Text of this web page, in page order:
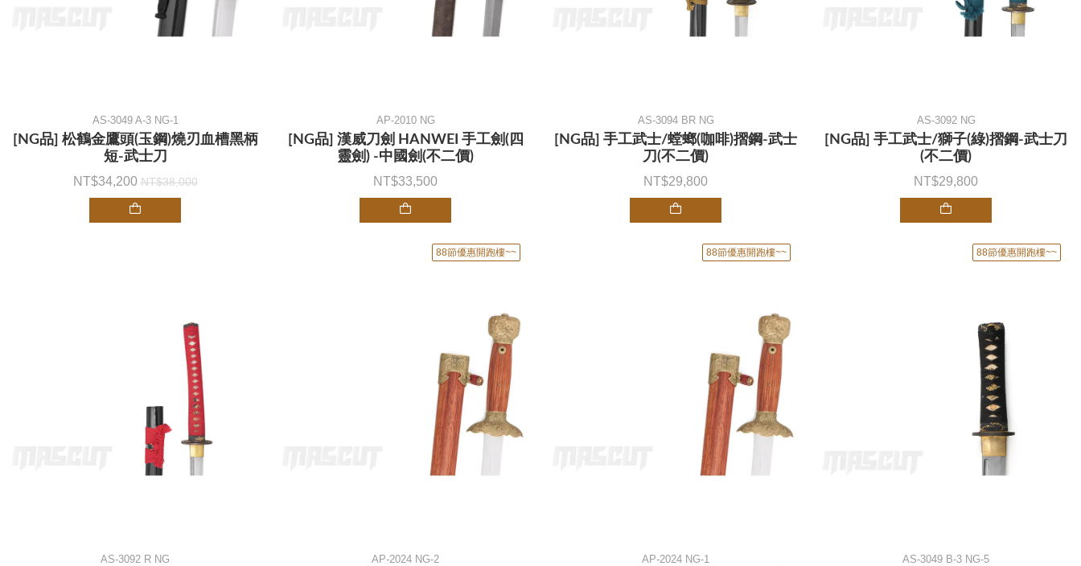
AS-3049 A-3 NG-1
[NG品] 松鶴金鷹頭(玉鋼)燒刃血槽黑柄
短-武士刀
34,200 38,000
AP-2010 NG
[NG品] 漢威刀劍 HANWEI 手工劍(四
靈劍) -中國劍(不二價)
33,500
AS-3094 BR NG
[NG品] 手工武士/螳螂(咖啡)摺鋼-武士
刀(不二價)
29,800
AS-3092 NG
[NG品] 手工武士/獅子(綠)摺鋼-武士刀
(不二價)
29,800
AS-3092 R NG
88節優惠開跑樓~~
AP-2024 NG-2
88節優惠開跑樓~~
AP-2024 NG-1
88節優惠開跑樓~~
AS-3049 B-3 NG-5